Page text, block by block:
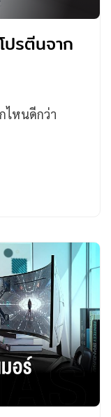
ปรตีนจาก
ไหนดีกว่า